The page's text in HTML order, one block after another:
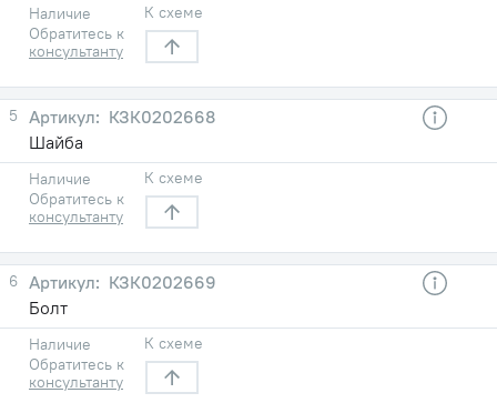
Наличие
Обратитесь к
консультанту
К схеме
5
КЗК0202668
Шайба
Наличие
Обратитесь к
консультанту
К схеме
6
КЗК0202669
Болт
Наличие
Обратитесь к
консультанту
К схеме